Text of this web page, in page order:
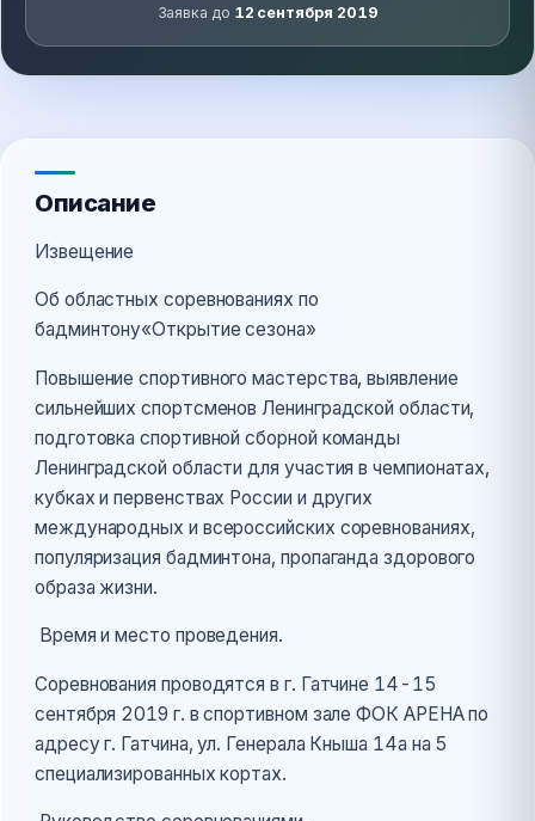
Заявка до 12 сентября 2019
Описание
Извещение
Об областных соревнованиях по
бадминтону«Открытие сезона»
Повышение спортивного мастерства, выявление
сильнейших спортсменов Ленинградской области,
подготовка спортивной сборной команды
Ленинградской области для участия в чемпионатах,
кубках и первенствах России и других
международных и всероссийских соревнованиях,
популяризация бадминтона, пропаганда здорового
образа жизни.
Время и место проведения.
Соревнования проводятся в г. Гатчине 14-15
сентября 2019 г. в спортивном зале ФОК АРЕНА по
адресу г. Гатчина, ул. Генерала Кныша 14а на 5
специализированных кортах.